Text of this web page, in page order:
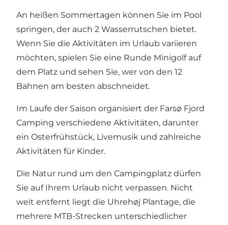
An heißen Sommertagen können Sie im Pool
springen, der auch 2 Wasserrutschen bietet.
Wenn Sie die Aktivitäten im Urlaub variieren
möchten, spielen Sie eine Runde Minigolf auf
dem Platz und sehen Sie, wer von den 12
Bahnen am besten abschneidet.
Im Laufe der Saison organisiert der Farsø Fjord
Camping verschiedene Aktivitäten, darunter
ein Osterfrühstück, Livemusik und zahlreiche
Aktivitäten für Kinder.
Die Natur rund um den Campingplatz dürfen
Sie auf Ihrem Urlaub nicht verpassen. Nicht
weit entfernt liegt die Uhrehøj Plantage, die
mehrere MTB-Strecken unterschiedlicher